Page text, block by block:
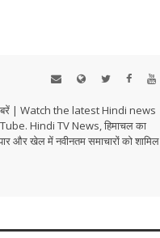
| Watch the latest Hindi news
Hindi TV News, हिमाचल का
और खेल में नवीनतम समाचारों को शामिल